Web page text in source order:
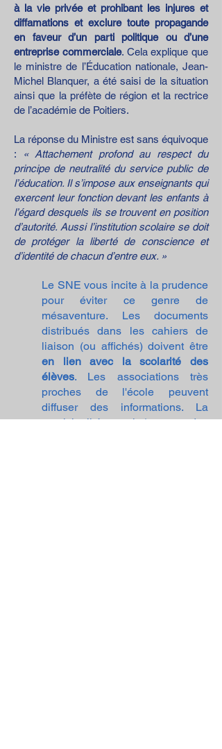
à la vie privée et prohibant les injures et
diffamations et exclure toute propagande
en faveur d’un parti politique ou d’une
entreprise commerciale. Cela explique que
le ministre de l’Éducation nationale, Jean-
Michel Blanquer, a été saisi de la situation
ainsi que la préfète de région et la rectrice
de l’académie de Poitiers.
La réponse du Ministre est sans équivoque
:
« Attachement profond au respect du
principe de neutralité du service public de
l’éducation. Il s’impose aux enseignants qui
exercent leur fonction devant les enfants à
l’égard desquels ils se trouvent en position
d’autorité. Aussi l’institution scolaire se doit
de protéger la liberté de conscience et
d’identité de chacun d’entre eux. »
Le SNE vous incite à la prudence
pour éviter ce genre de
mésaventure. Les documents
distribués dans les cahiers de
liaison (ou affichés) doivent être
en lien avec la scolarité des
élèves. Les associations très
proches de l'école peuvent
diffuser des informations. La
municipalité aussi (comme des